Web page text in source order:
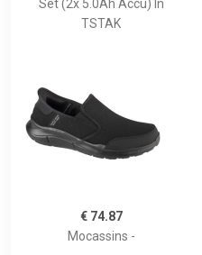
Set (2x 5.0Ah Accu) In
TSTAK
€ 74.87
Mocassins -